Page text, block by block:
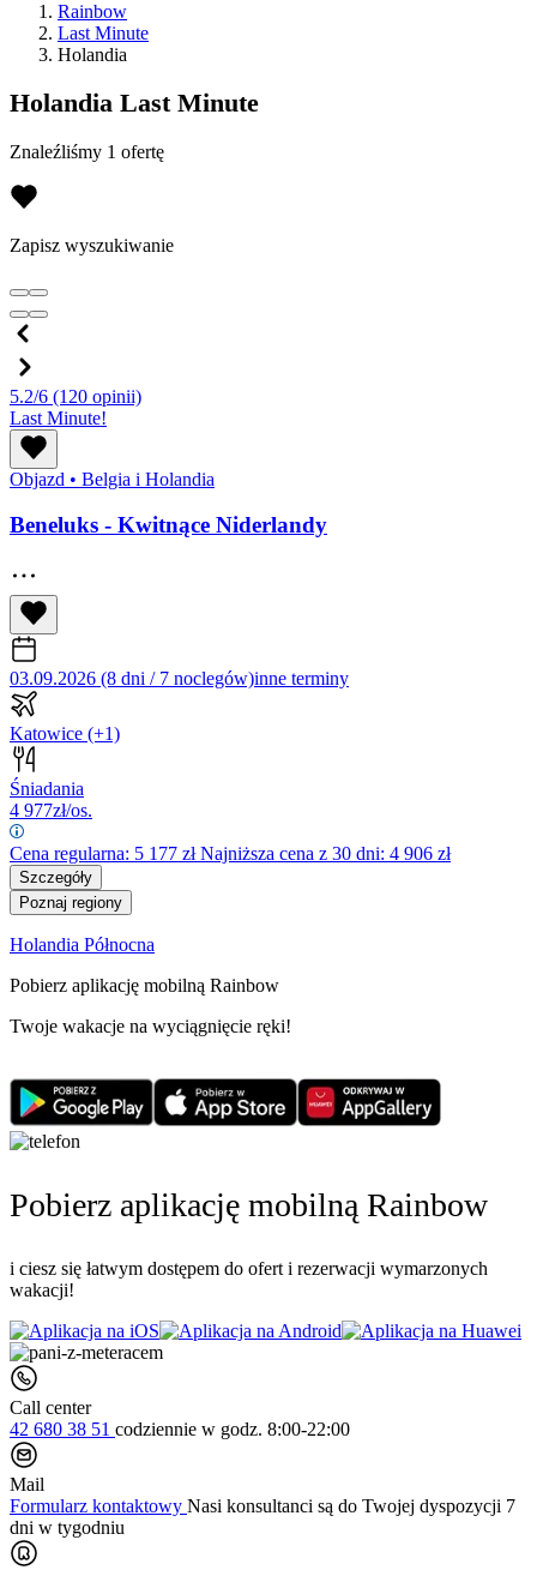
Rainbow
Last Minute
Holandia
Holandia Last Minute
Znaleźliśmy 1 ofertę
Zapisz wyszukiwanie
5.2/6 (120 opinii)
Last Minute!
Objazd • Belgia i Holandia
Beneluks - Kwitnące Niderlandy
03.09.2026 (8 dni / 7 noclegów)inne terminy
Katowice (+1)
Śniadania
4 977zł/os.
Cena regularna: 5 177 złNajniższa cena z 30 dni: 4 906 zł
Szczegóły
Poznaj regiony
Holandia Północna
Pobierz aplikację mobilną Rainbow
Twoje wakacje na wyciągnięcie ręki!
Pobierz aplikację mobilną Rainbow
i ciesz się łatwym dostępem do ofert i rezerwacji wymarzonych
wakacji!
Call center
42 680 38 51 codziennie w godz. 8:00-22:00
Mail
Formularz kontaktowy Nasi konsultanci są do Twojej dyspozycji 7
dni w tygodniu